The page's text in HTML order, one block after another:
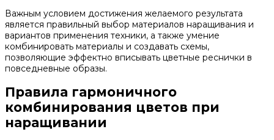
Важным условием достижения желаемого результата
является правильный выбор материалов наращивания и
вариантов применения техники, а также умение
комбинировать материалы и создавать схемы,
позволяющие эффектно вписывать цветные реснички в
повседневные образы.
Правила гармоничного
комбинирования цветов при
наращивании